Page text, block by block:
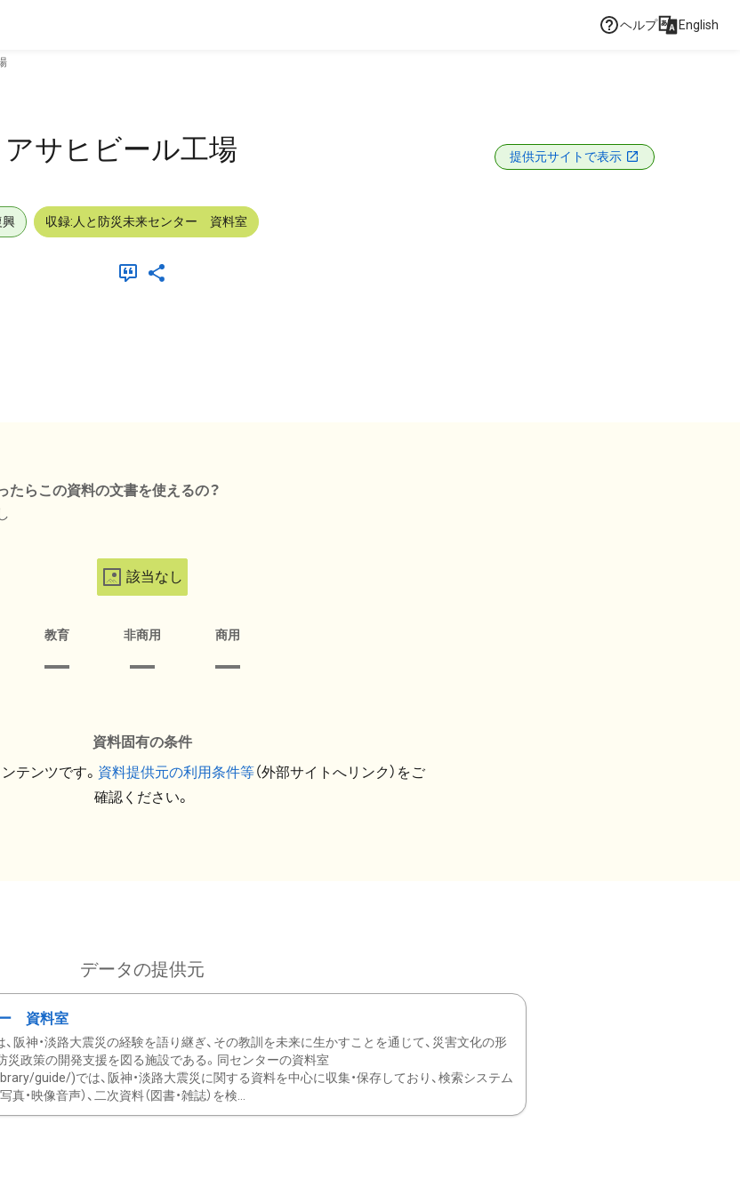
ヘルプ English
サヒビール工場 提供元サイトで表示
興 収録:人と防災未来センター 資料室
たらこの資料の文書を使えるの？
該当なし
教育 非商用 商用
資料固有の条件
テンツです。 資料提供元の利用条件等（外部サイトへリンク）をご
確認ください。
データの提供元
ー 資料室
阪神・淡路大震災の経験を語り継ぎ、その教訓を未来に生かすことを通じて、災害文化の形
災政策の開発支援を図る施設である。同センターの資料室
guide/)では、阪神・淡路大震災に関する資料を中心に収集・保存しており、検索システム
真・映像音声）、二次資料（図書・雑誌）を検...